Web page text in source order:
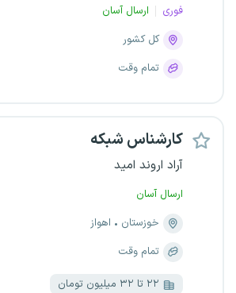
فوری
ارسال آسان
کل کشور
تمام وقت
کارشناس شبکه
آراد اروند امید
ارسال آسان
خوزستان
اهواز
تمام وقت
۲۲ تا ۳۲ میلیون تومان